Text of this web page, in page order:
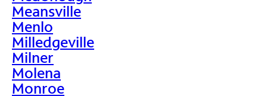
Meansville
Menlo
Milledgeville
Milner
Molena
Monroe